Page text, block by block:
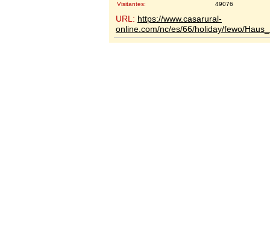
Visitantes:
49076
URL: https://www.casarural-
online.com/nc/es/66/holiday/fewo/